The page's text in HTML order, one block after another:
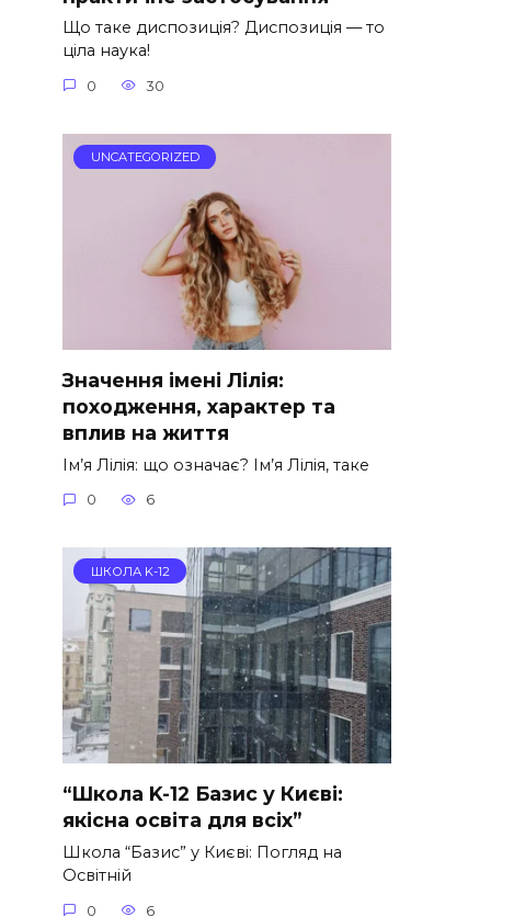
Що таке диспозиція? Диспозиція — то
ціла наука!
0 30
UNCATEGORIZED
Значення імені Лілія:
походження, характер та
вплив на життя
Ім’я Лілія: що означає? Ім’я Лілія, таке
0 6
ШКОЛА K-12
“Школа K-12 Базис у Києві:
якісна освіта для всіх”
Школа “Базис” у Києві: Погляд на
Освітній
0 6